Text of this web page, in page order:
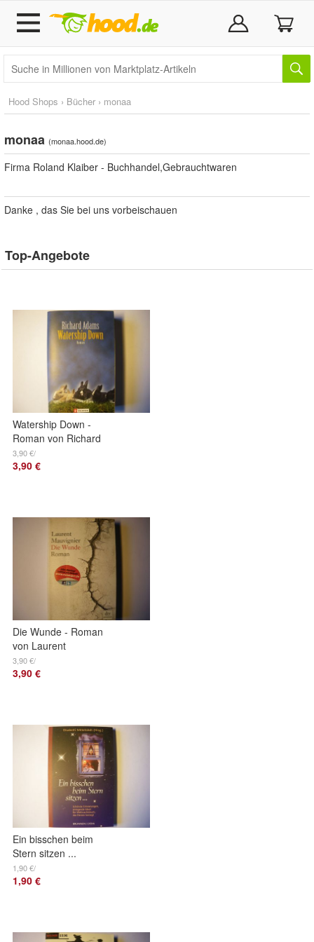
Hood Shops › Bücher › monaa
monaa (monaa.hood.de)
Firma Roland Klaiber - Buchhandel,Gebrauchtwaren
Danke , das Sie bei uns vorbeischauen
Top-Angebote
Watership Down -
Roman von Richard
Adams
3,90 €/
3,90 €
Die Wunde - Roman
von Laurent
Mauvignier
3,90 €/
3,90 €
Ein bisschen beim
Stern sitzen ...
Schönste
Erinnerungen - von
1,90 €/
1,90 €